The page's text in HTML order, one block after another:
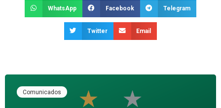
WhatsApp Facebook Telegram
Twitter Email
Comunicados